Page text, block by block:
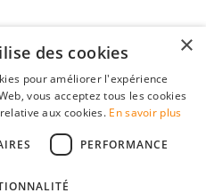
×
des cookies
pour améliorer l'expérience
vous acceptez tous les cookies
aux cookies. En savoir plus
PERFORMANCE